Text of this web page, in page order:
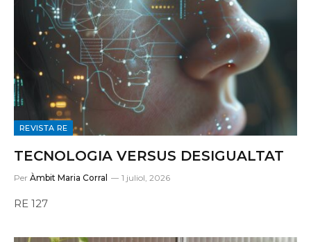
REVISTA RE
TECNOLOGIA VERSUS DESIGUALTAT
Per Àmbit Maria Corral 1 juliol, 2026
RE 127